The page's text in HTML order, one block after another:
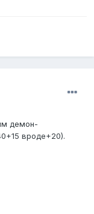
демон-
вроде+20).